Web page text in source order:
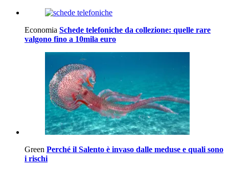
Economia Schede telefoniche da collezione: quelle rare
valgono fino a 10mila euro
Green Perché il Salento è invaso dalle meduse e quali sono
i rischi